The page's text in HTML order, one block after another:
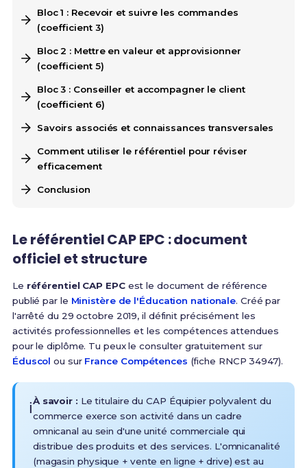
Bloc 1 : Recevoir et suivre les commandes
(coefficient 3)
Bloc 2 : Mettre en valeur et approvisionner
(coefficient 5)
Bloc 3 : Conseiller et accompagner le client
(coefficient 6)
Savoirs associés et connaissances transversales
Comment utiliser le référentiel pour réviser
efficacement
Conclusion
Le référentiel CAP EPC : document
officiel et structure
Le référentiel CAP EPCest le document de référence
publié par le Ministère de l'Éducation nationale. Créé par
l'arrêté du 29 octobre 2019, il définit précisément les
activités professionnelles et les compétences attendues
pour le diplôme. Tu peux le consulter gratuitement sur
Éduscol ou sur France Compétences (fiche RNCP 34947).
ℹ️À savoir : Le titulaire du CAP Équipier polyvalent du
commerce exerce son activité dans un cadre
omnicanal au sein d'une unité commerciale qui
distribue des produits et des services. L'omnicanalité
(magasin physique + vente en ligne + drive) est au